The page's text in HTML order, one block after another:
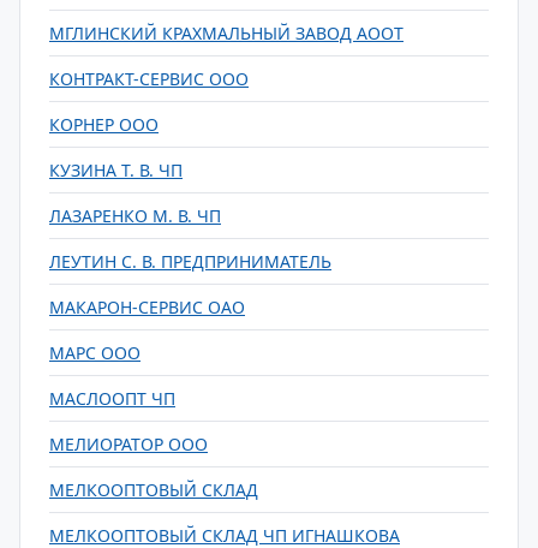
МГЛИНСКИЙ КРАХМАЛЬНЫЙ ЗАВОД АООТ
КОНТРАКТ-СЕРВИС ООО
КОРНЕР ООО
КУЗИНА Т. В. ЧП
ЛАЗАРЕНКО М. В. ЧП
ЛЕУТИН С. В. ПРЕДПРИНИМАТЕЛЬ
МАКАРОН-СЕРВИС ОАО
МАРС ООО
МАСЛООПТ ЧП
МЕЛИОРАТОР ООО
МЕЛКООПТОВЫЙ СКЛАД
МЕЛКООПТОВЫЙ СКЛАД ЧП ИГНАШКОВА